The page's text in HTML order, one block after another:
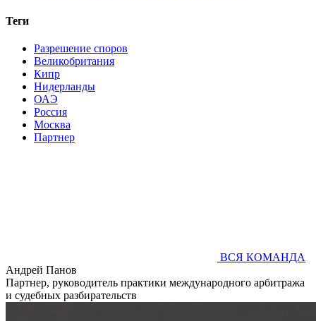
Теги
Разрешение споров
Великобритания
Кипр
Нидерланды
ОАЭ
Россия
Москва
Партнер
ВСЯ КОМАНДА
Андрей Панов
Партнер, руководитель практики международного арбитража
и судебных разбирательств